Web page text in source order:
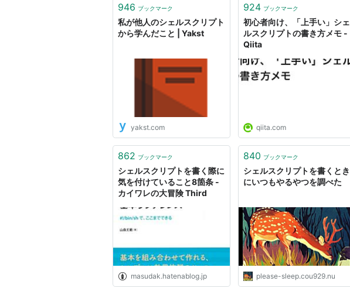
通常の変数 特別な変数 演算子 数
946 ブックマーク
私が他人のシェルスクリプト
から学んだこと | Yakst
yakst.com
924 ブックマーク
初心者向け、「上手い」シェ
ルスクリプトの書き方メモ -
Qiita
qiita.com
862 ブックマーク
シェルスクリプトを書く際に
気を付けていること8箇条 -
カイワレの大冒険 Third
masudak.hatenablog.jp
840 ブックマーク
シェルスクリプトを書くとき
にいつもやるやつを調べた
please-sleep.cou929.nu